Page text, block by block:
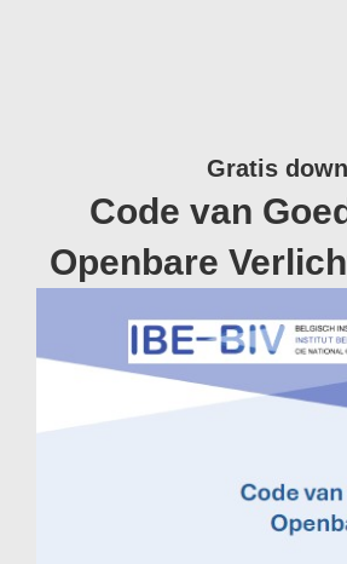
Gratis
Code van
Openbare